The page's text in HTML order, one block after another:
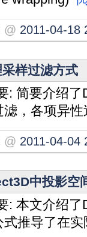
@ 2011-04-18
样过滤方式
简要介绍了
滤，各项异
@ 2011-04-04
中投影空
本文介绍了
式推导了在